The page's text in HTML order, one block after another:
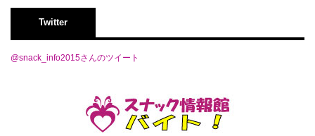
Twitter
@snack_info2015さんのツイート